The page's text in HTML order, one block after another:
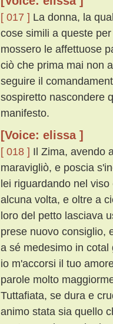
[ 017 ] La donna, la
cose simili a queste
mossero le affettuose
ciò che prima mai non
seguire il
sospiretto nascondere
manifesto.
[Voice: elissa ]
[ 018 ] Il Zima, avendo
maravigliò, e poscia
lei riguardando nel
alcuna volta, e oltre a
loro del petto lasciava
prese nuovo consiglio,
a sé medesimo in
io m'accorsi il tuo
parole molto
Tuttafiata, se dura e
animo stata sia quello